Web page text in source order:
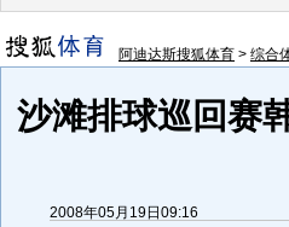
阿迪达斯搜狐体育 > 综合
沙滩排球巡回赛
2008年05月19日09:16